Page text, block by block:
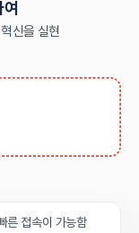
신을 실현
른 접속이 가능함